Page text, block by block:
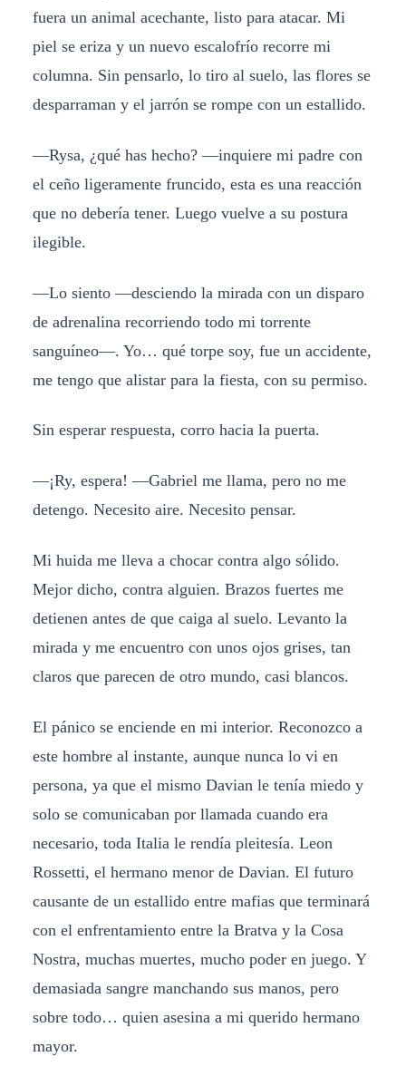
fuera un animal acechante, listo para atacar. Mi
piel se eriza y un nuevo escalofrío recorre mi
columna. Sin pensarlo, lo tiro al suelo, las flores se
desparraman y el jarrón se rompe con un estallido.
—Rysa, ¿qué has hecho? —inquiere mi padre con
el ceño ligeramente fruncido, esta es una reacción
que no debería tener. Luego vuelve a su postura
ilegible.
—Lo siento —desciendo la mirada con un disparo
de adrenalina recorriendo todo mi torrente
sanguíneo—. Yo… qué torpe soy, fue un accidente,
me tengo que alistar para la fiesta, con su permiso.
Sin esperar respuesta, corro hacia la puerta.
—¡Ry, espera! —Gabriel me llama, pero no me
detengo. Necesito aire. Necesito pensar.
Mi huida me lleva a chocar contra algo sólido.
Mejor dicho, contra alguien. Brazos fuertes me
detienen antes de que caiga al suelo. Levanto la
mirada y me encuentro con unos ojos grises, tan
claros que parecen de otro mundo, casi blancos.
El pánico se enciende en mi interior. Reconozco a
este hombre al instante, aunque nunca lo vi en
persona, ya que el mismo Davian le tenía miedo y
solo se comunicaban por llamada cuando era
necesario, toda Italia le rendía pleitesía. Leon
Rossetti, el hermano menor de Davian. El futuro
causante de un estallido entre mafias que terminará
con el enfrentamiento entre la Bratva y la Cosa
Nostra, muchas muertes, mucho poder en juego. Y
demasiada sangre manchando sus manos, pero
sobre todo… quien asesina a mi querido hermano
mayor.